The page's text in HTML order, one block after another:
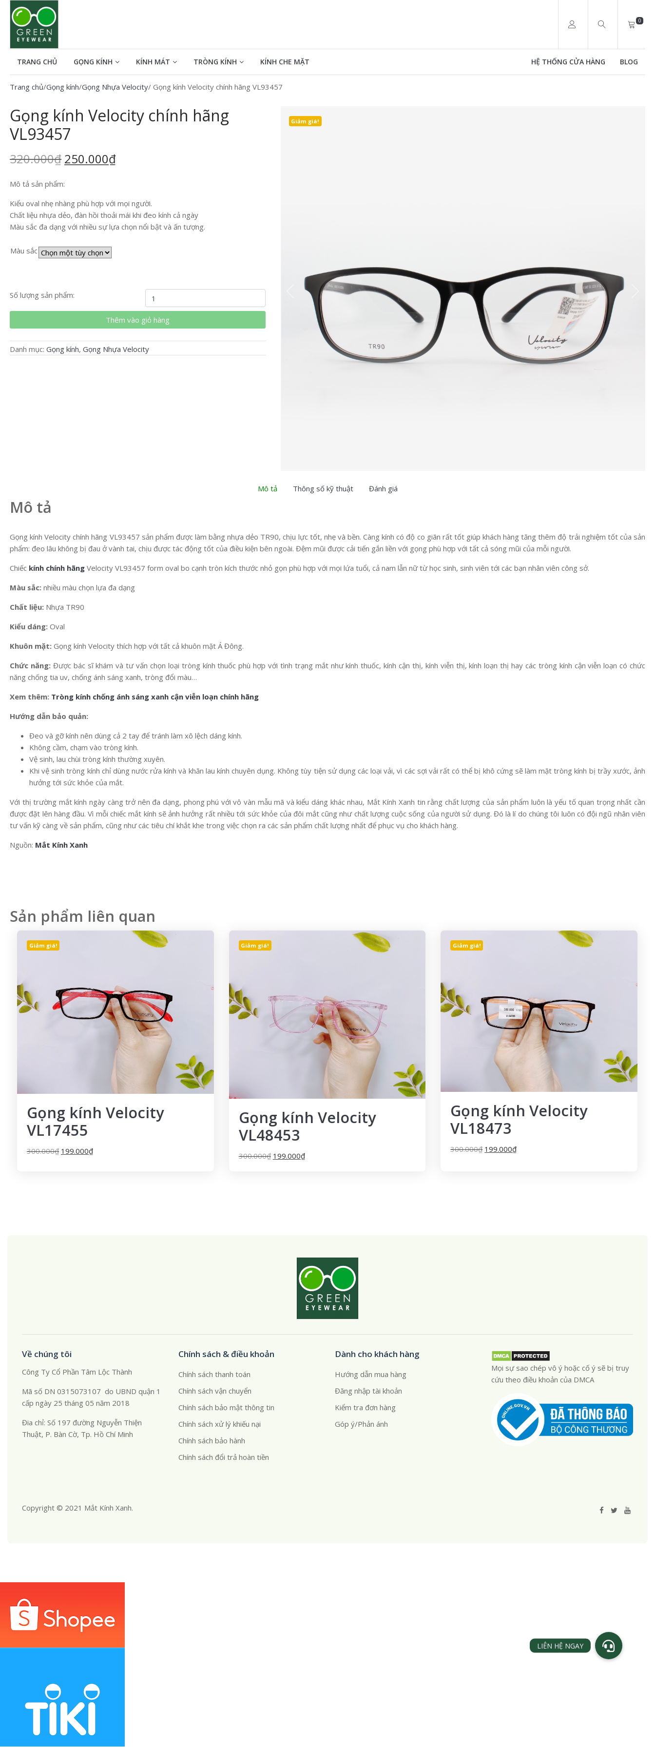
0
TRANG CHỦ GỌNG KÍNH KÍNH MÁT TRÒNG KÍNH KÍNH CHE MẶT BLOG
HỆ THỐNG CỬA HÀNG
Trang chủ/Gọng kính/Gọng Nhựa Velocity/ Gọng kính Velocity chính hãng VL93457
Gọng kính Velocity chính hãng
VL93457
320.000₫ 250.000₫
Mô tả sản phẩm:
Kiểu oval nhẹ nhàng phù hợp với mọi người.
Chất liệu nhựa dẻo, đàn hồi thoải mái khi đeo kính cả ngày
Màu sắc đa dạng với nhiều sự lựa chọn nổi bật và ấn tượng.
Màu sắc
Số lượng sản phẩm:
Gọng
kính
Velocity
chính
hãng
VL93457
Thêm vào giỏ hàng
Danh mục: Gọng kính, Gọng Nhựa Velocity
Giảm giá!
Mô tả Thông số kỹ thuật Đánh giá
Mô tả
Gọng kính Velocity chính hãng VL93457 sản phẩm được làm bằng nhựa dẻo TR90, chịu lực tốt, nhẹ và bền. Càng kính có độ co giãn rất tốt giúp khách hàng tăng thêm độ trải nghiệm tốt của sản
phẩm: đeo lâu không bị đau ở vành tai, chịu được tác động tốt của điều kiện bên ngoài. Đệm mũi được cải tiến gắn liền với gọng phù hợp với tất cả sóng mũi của mỗi người.
Chiếc kính chính hãng Velocity VL93457 form oval bo cạnh tròn kích thước nhỏ gọn phù hợp với mọi lứa tuổi, cả nam lẫn nữ từ học sinh, sinh viên tới các bạn nhân viên công sở.
Màu sắc: nhiều màu chọn lựa đa dạng
Chất liệu: Nhựa TR90
Kiểu dáng: Oval
Khuôn mặt: Gọng kính Velocity thích hợp với tất cả khuôn mặt Á Đông.
Chức năng:Được bác sĩ khám và tư vấn chọn loại tròng kính thuốc phù hợp với tình trạng mắt như kính thuốc, kính cận thị, kính viễn thị, kính loạn thị hay các tròng kính cận viễn loạn có chức
năng chống tia uv, chống ánh sáng xanh, tròng đổi màu…
Xem thêm: Tròng kính chống ánh sáng xanh cận viễn loạn chính hãng
Hướng dẫn bảo quản:
Đeo và gỡ kính nên dùng cả 2 tay để tránh làm xô lệch dáng kính.
Không cầm, chạm vào tròng kính.
Vệ sinh, lau chùi tròng kính thường xuyên.
Khi vệ sinh tròng kính chỉ dùng nước rửa kính và khăn lau kính chuyên dụng. Không tùy tiện sử dụng các loại vải, vì các sợi vải rất có thể bị khô cứng sẽ làm mặt tròng kính bị trầy xước, ảnh
hưởng tới sức khỏe của mắt.
Với thị trường mắt kính ngày càng trở nên đa dạng, phong phú với vô vàn mẫu mã và kiểu dáng khác nhau, Mắt Kính Xanh tin rằng chất lượng của sản phẩm luôn là yếu tố quan trọng nhất cần
được đặt lên hàng đầu. Vì mỗi chiếc mắt kính sẽ ảnh hưởng rất nhiều tới sức khỏe của đôi mắt cũng như chất lượng cuộc sống của người sử dụng. Đó là lí do chúng tôi luôn có đội ngũ nhân viên
tư vấn kỹ càng về sản phẩm, cũng như các tiêu chí khắt khe trong việc chọn ra các sản phẩm chất lượng nhất để phục vụ cho khách hàng.
Nguồn: Mắt Kính Xanh
Sản phẩm liên quan
Giảm giá!
Gọng kính Velocity
VL17455
300.000₫ 199.000₫
Giảm giá!
Gọng kính Velocity
VL48453
300.000₫ 199.000₫
Giảm giá!
Gọng kính Velocity
VL18473
300.000₫ 199.000₫
Về chúng tôi
Công Ty Cổ Phần Tâm Lộc Thành
Mã số DN 0315073107 do UBND quận 1
cấp ngày 25 tháng 05 năm 2018
Đia chỉ: Số 197 đường Nguyễn Thiện
Thuật, P. Bàn Cờ, Tp. Hồ Chí Minh
Chính sách & điều khoản
Chính sách thanh toán
Chính sách vận chuyển
Chính sách bảo mật thông tin
Chính sách xử lý khiếu nại
Chính sách bảo hành
Chính sách đổi trả hoàn tiền
Dành cho khách hàng
Hướng dẫn mua hàng
Đăng nhập tài khoản
Kiểm tra đơn hàng
Góp ý/Phản ánh
Mọi sự sao chép vô ý hoặc cố ý sẽ bị truy
cứu theo điều khoản của DMCA
Copyright © 2021 Mắt Kính Xanh.